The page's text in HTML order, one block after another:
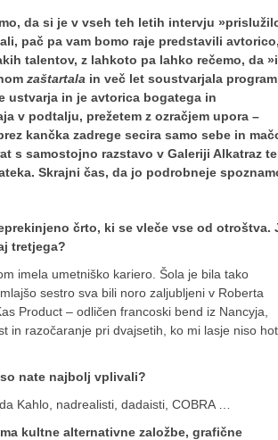
da si je v vseh teh letih intervju
pač pa vam bomo raje predstavili
talentov, z lahkoto pa lahko rečemo, da
zaštartala in več let soustvarjala program
ustvarja in je avtorica bogatega in
v podtalju, prežetem z ozračjem upora –
kančka zadrege secira samo sebe in
s samostojno razstavo v Galeriji Alkatraz
Skrajni čas, da jo podrobneje
črto, ki se vleče vse od otroštva.
tretjega?
imela umetniško kariero. Šola je bila tako
sestro sva bili noro zaljubljeni v Roberta
Product – odličen francoski bend iz Nancyja,
in razočaranje pri dvajsetih, ko mi lasje niso
nate najbolj vplivali?
Kahlo, nadrealisti, dadaisti, COBRA …
kultne alternativne založbe, grafične